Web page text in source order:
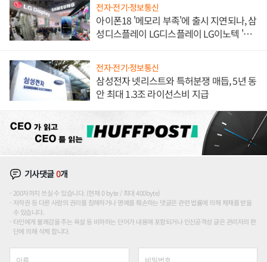
전자·전기·정보통신
아이폰18 '메모리 부족'에 출시 지연되나, 삼
성디스플레이 LG디스플레이 LG이노텍 '탈
전자·전기·정보통신
삼성전자 넷리스트와 특허분쟁 매듭, 5년 동
안 최대 1.3조 라이선스비 지급
기사댓글0개
200자까지 쓰실 수 있습니다. (현재 0 byte / 최대 400byte)
저작권 등 다른 사람의 권리를 침해하거나 명예를 훼손하는 댓글은 관련 법률에 의해 제재를 받을
수 있습니다.
타인에게 불쾌감을 주는 욕설 등 비하하는 단어가 내용에 포함되거나 인신공격성 글은 관리자의 판
단에 의해 삭제 합니다.